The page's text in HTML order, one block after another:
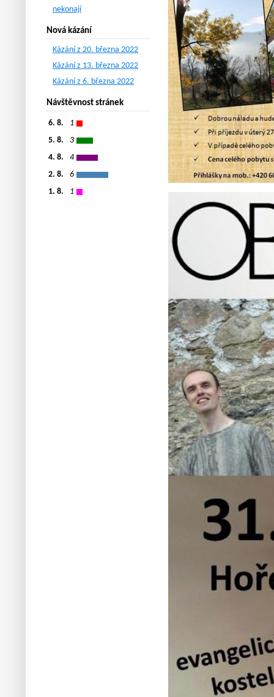
nekonají
Nová kázání
Kázání z 20. března 2022
Kázání z 13. března 2022
Kázání z 6. března 2022
Návštěvnost stránek
6. 8.
1
5. 8.
3
4. 8.
4
2. 8.
6
1. 8.
1